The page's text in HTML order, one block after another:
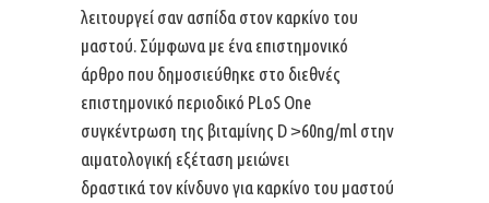
λειτουργεί σαν ασπίδα στον καρκίνο του
μαστού. Σύμφωνα με ένα επιστημονικό
άρθρο που δημοσιεύθηκε στο διεθνές
επιστημονικό περιοδικό PLoS One
συγκέντρωση της βιταμίνης D ˃60ng/ml στην
αιματολογική εξέταση μειώνει
δραστικά τον κίνδυνο για καρκίνο του μαστού